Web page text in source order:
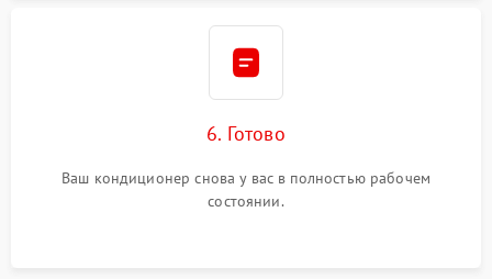
6. Готово
Ваш кондиционер снова у вас в полностью рабочем
состоянии.